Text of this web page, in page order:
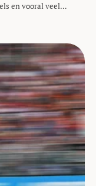
en vooral veel
Alert blikken
over waar we nou …